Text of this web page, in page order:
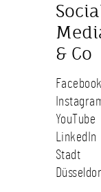
& Co
YouTube
LinkedIn
Stadt